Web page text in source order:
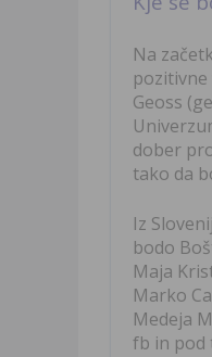
Na
pozitivne
Geoss
dober
tako da
Iz
bodo
Maja
Marko
Medeja
fb in pod